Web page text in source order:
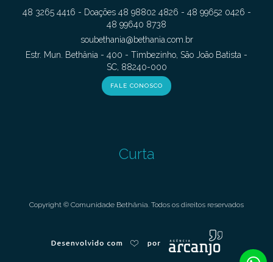
48 3265 4416 - Doações 48 98802 4826 - 48 99652 0426 -
48 99640 8738
soubethania@bethania.com.br
Estr. Mun. Bethânia - 400 - Timbezinho, São João Batista -
SC, 88240-000
FALE CONOSCO
Curta
Copyright © Comunidade Bethânia. Todos os direitos reservados